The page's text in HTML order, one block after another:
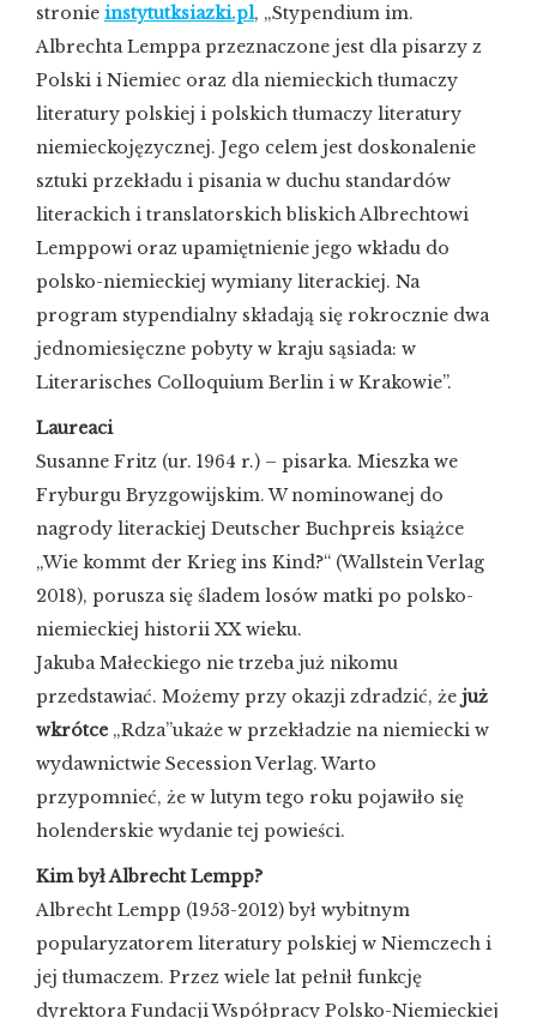
stronie instytutksiazki.pl, „Stypendium im.
Albrechta Lemppa przeznaczone jest dla pisarzy z
Polski i Niemiec oraz dla niemieckich tłumaczy
literatury polskiej i polskich tłumaczy literatury
niemieckojęzycznej. Jego celem jest doskonalenie
sztuki przekładu i pisania w duchu standardów
literackich i translatorskich bliskich Albrechtowi
Lemppowi oraz upamiętnienie jego wkładu do
polsko-niemieckiej wymiany literackiej. Na
program stypendialny składają się rokrocznie dwa
jednomiesięczne pobyty w kraju sąsiada: w
Literarisches Colloquium Berlin i w Krakowie”.
Laureaci
Susanne Fritz (ur. 1964 r.) – pisarka. Mieszka we
Fryburgu Bryzgowijskim. W nominowanej do
nagrody literackiej Deutscher Buchpreis książce
„Wie kommt der Krieg ins Kind?“ (Wallstein Verlag
2018), porusza się śladem losów matki po polsko-
niemieckiej historii XX wieku.
Jakuba Małeckiego nie trzeba już nikomu
przedstawiać. Możemy przy okazji zdradzić, że już
wkrótce „Rdza”ukaże w przekładzie na niemiecki w
wydawnictwie Secession Verlag. Warto
przypomnieć, że w lutym tego roku pojawiło się
holenderskie wydanie tej powieści.
Kim był Albrecht Lempp?
Albrecht Lempp (1953-2012) był wybitnym
popularyzatorem literatury polskiej w Niemczech i
jej tłumaczem. Przez wiele lat pełnił funkcję
dyrektora Fundacji Współpracy Polsko-Niemieckiej